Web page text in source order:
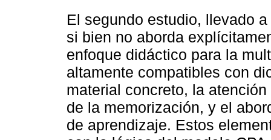
El segundo estudio, llevado
si bien no aborda
enfoque didáctico para la
altamente compatibles con
material concreto, la
de la memorización, y el
de aprendizaje. Estos